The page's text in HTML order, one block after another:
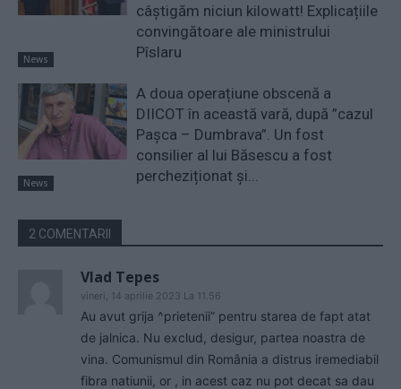
News
câștigăm niciun kilowatt! Explicațiile
convingătoare ale ministrului
Pîslaru
News
A doua operațiune obscenă a
DIICOT în această vară, după ”cazul
Pașca – Dumbrava”. Un fost
consilier al lui Băsescu a fost
percheziționat și...
2 COMENTARII
Vlad Tepes
vineri, 14 aprilie 2023 La 11.56
Au avut grija ^prietenii” pentru starea de fapt atat
de jalnica. Nu exclud, desigur, partea noastra de
vina. Comunismul din România a distrus iremediabil
fibra natiunii, or , in acest caz nu pot decat sa dau